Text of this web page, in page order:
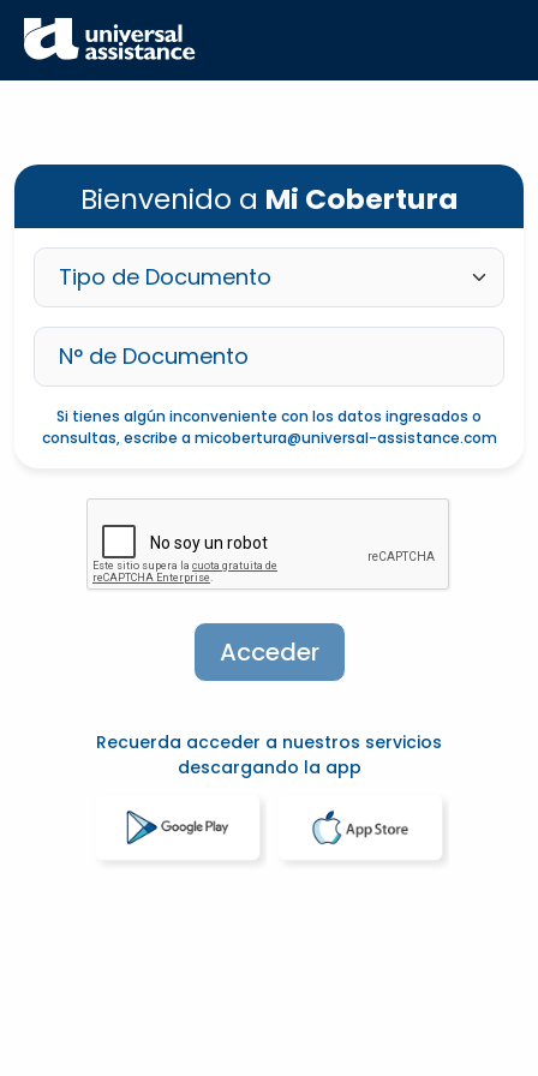
Bienvenido a Mi Cobertura
Si tienes algún inconveniente con los datos ingresados o
consultas, escribe amicobertura@universal-assistance.com
Recuerda acceder a nuestros servicios
descargando la app